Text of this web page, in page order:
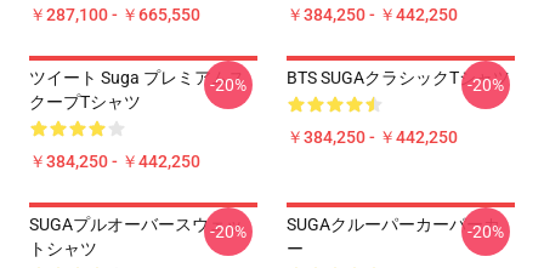
￥287,100 - ￥665,550 ￥384,250 - ￥442,250
ツイート Suga プレミアムス
クープTシャツ
￥384,250 - ￥442,250
-20% BTS SUGAクラシックTシャツ
￥384,250 - ￥442,250
-20%
SUGAプルオーバースウェッ
トシャツ
-20%
SUGAクルーパーカーパーカ
ー
-20%